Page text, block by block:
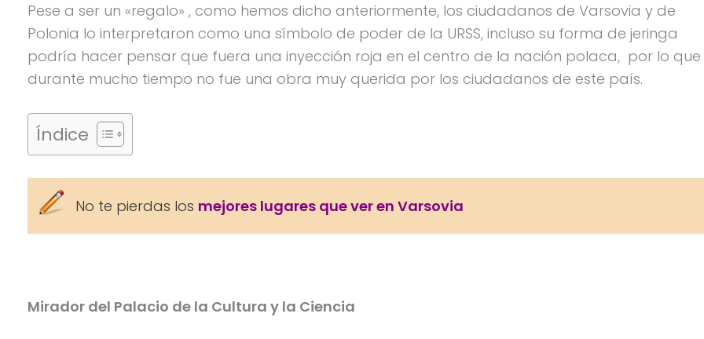
Pese a ser un «regalo» , como hemos dicho anteriormente, los ciudadanos de Varsovia y de
Polonia lo interpretaron como una símbolo de poder de la URSS, incluso su forma de jeringa
podría hacer pensar que fuera una inyección roja en el centro de la nación polaca, por lo que
durante mucho tiempo no fue una obra muy querida por los ciudadanos de este país.
Índice
No te pierdas los mejores lugares que ver en Varsovia
Mirador del Palacio de la Cultura y la Ciencia